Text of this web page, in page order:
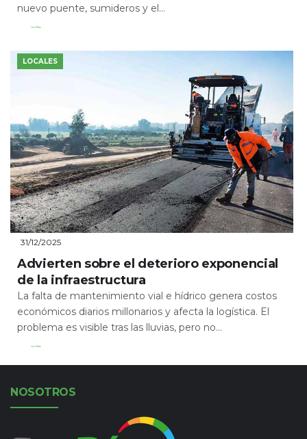
nuevo puente, sumideros y el...
Leer Más
LOCALES
31/12/2025
Advierten sobre el deterioro exponencial
de la infraestructura
La falta de mantenimiento vial e hídrico genera costos
económicos diarios millonarios y afecta la logística. El
problema es visible tras las lluvias, pero no...
Leer Más
NOSOTROS